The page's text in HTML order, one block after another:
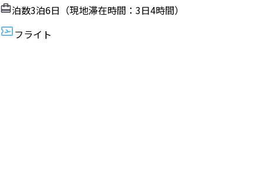
泊数3泊6日（現地滞在時間： 3日4時間）
フライト